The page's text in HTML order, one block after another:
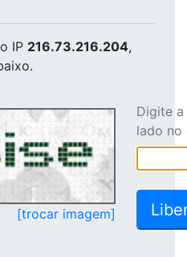
IP 216.73.216.204,
[trocar imagem]
Digite
lado no